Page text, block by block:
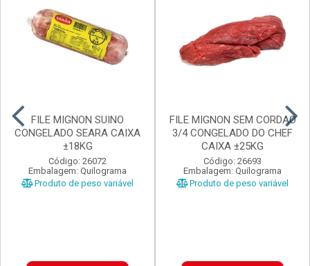
FILE MIGNON SUINO
CONGELADO SEARA CAIXA
±18KG
Código: 26072
Embalagem: Quilograma
Produto de peso variável
FILE MIGNON SEM CORDAO
3/4 CONGELADO DO CHEF
CAIXA ±25KG
Código: 26693
Embalagem: Quilograma
Produto de peso variável